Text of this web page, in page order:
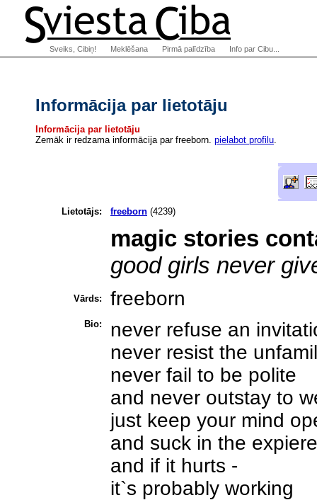
Informācija par lietotāju
Informācija par lietotāju
Zemāk ir redzama informācija par freeborn. pielabot profilu.
Lietotājs: freeborn (4239)
magic stories
good girls never
Vārds: freeborn
Bio:
never refuse an
never resist the
never fail to be polite
and never outstay to
just keep your mind
and suck in the
and if it hurts -
it`s probably working
Sveiks, Cibiņ! Meklēšana Pirmā palīdzība Info par Cibu...